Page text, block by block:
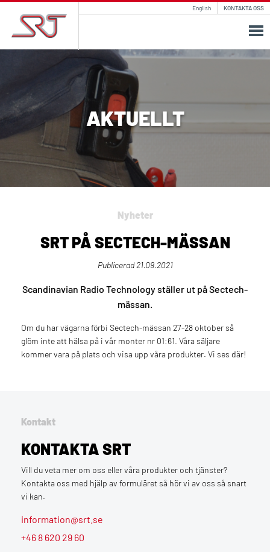
English KONTAKTA OSS
AKTUELLT
Nyheter
SRT PÅ SECTECH-MÄSSAN
Publicerad 21.09.2021
Scandinavian Radio Technology ställer ut på Sectech-
mässan.
Om du har vägarna förbi Sectech-mässan 27-28 oktober så
glöm inte att hälsa på i vår monter nr 01:61. Våra säljare
kommer vara på plats och visa upp våra produkter. Vi ses där!
Kontakt
KONTAKTA SRT
Vill du veta mer om oss eller våra produkter och tjänster?
Kontakta oss med hjälp av formuläret så hör vi av oss så snart
vi kan.
information@srt.se
+46 8 620 29 60